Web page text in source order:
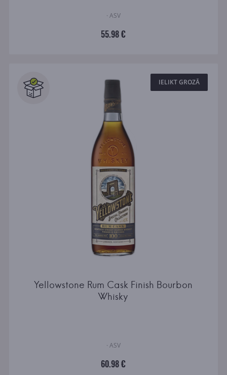
· ASV
55.98 €
IELIKT GROZĀ
Yellowstone Rum Cask Finish Bourbon
Whisky
· ASV
60.98 €